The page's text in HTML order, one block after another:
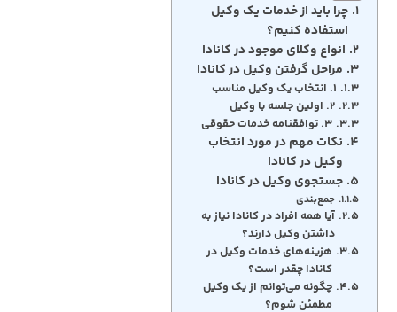
چرا باید از خدمات یک وکیل
استفاده کنیم؟
انواع وکلای موجود در کانادا
مراحل گرفتن وکیل در کانادا
۱. انتخاب یک وکیل مناسب
۲. اولین جلسه با وکیل
۳. توافقنامه خدمات حقوقی
نکات مهم در مورد انتخاب
وکیل در کانادا
جستجوی وکیل در کانادا
جمع‌بندی
آیا همه افراد در کانادا نیاز به
داشتن وکیل دارند؟
هزینه‌های خدمات وکیل در
کانادا چقدر است؟
چگونه می‌توانم از یک وکیل
مطمئن شوم؟